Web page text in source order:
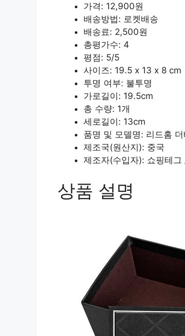
가격: 12,900원
배송방법: 로켓배송
배송료: 2,500원
총평가수: 4
평점: 5/5
사이즈: 19.5 x 13 x 8 cm
투명 여부: 불투명
가로길이: 19.5cm
총 수량: 1개
세로길이: 13cm
품명 및 모델명: 리드홈
제조국(원산지): 중국
제조자(수입자): 쇼핑테그
상품 설명